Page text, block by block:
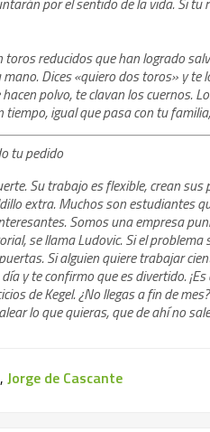
reducidos que han logrado
Dices «quiero dos toros» y
polvo, te clavan los cuernos.
tiempo, igual que pasa con tu
tu pedido
Su trabajo es flexible, crean
extra. Muchos son estudiantes
Somos una empresa
se llama Ludovic. Si el
Si alguien quiere trabajar
y te confirmo que es divertido.
de Kegel. ¿No llegas a fin de
lo que quieras, que de ahí no
,Jorge de Cascante